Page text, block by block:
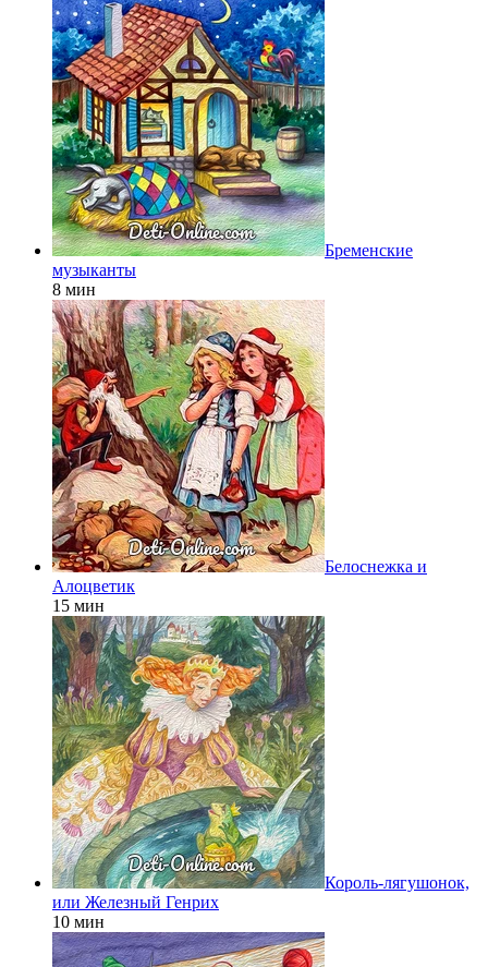
Бременские
музыканты
8 мин
Белоснежка и
Алоцветик
15 мин
Король-лягушонок,
или Железный Генрих
10 мин